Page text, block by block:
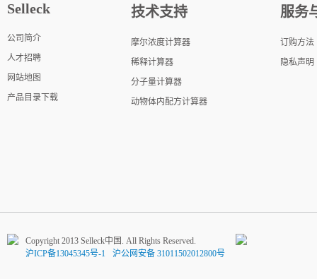
Selleck
公司简介
人才招聘
网站地图
产品目录下载
技术支持
摩尔浓度计算器
稀释计算器
分子量计算器
动物体内配方计算器
服务
订购方法
隐私声明
Copyright 2013 Selleck中国. All Rights Reserved.
沪ICP备13045345号-1
沪公网安备 31011502012800号